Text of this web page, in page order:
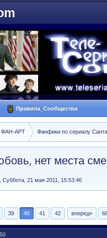
Правила_Сообщества
АРТ Фанфики по сериалу
нет места
Суббота, 21 мая 2011, 15:53:46
39 40 41 42 вперед»